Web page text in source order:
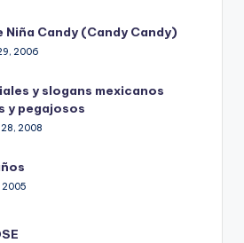
Niña Candy (Candy Candy)
2006
y slogans mexicanos
y pegajosos
2008
2005